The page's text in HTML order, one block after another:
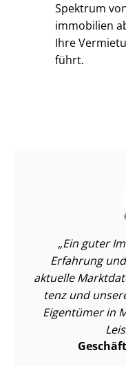
Spektrum
im­mo­bi­li­en
Ihre
führt.
Ein guter
Erfahrung
aktuelle
tenz und
Eigentümer in